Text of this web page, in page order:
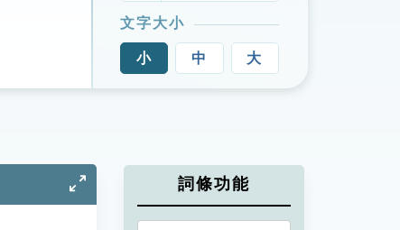
文字大小
小 中 大
詞條功能